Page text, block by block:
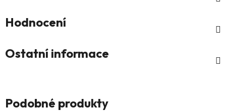
Hodnocení
Ostatní informace
Podobné produkty